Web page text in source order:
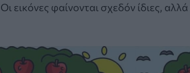
Οι εικόνες φαίνονται σχεδόν ίδιες,